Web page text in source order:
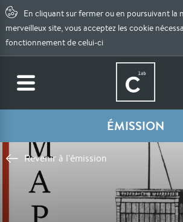
En cliquant sur fermer ou en poursuivant la
merveilleux site, vous acceptez les cookie
fonctionnement de celui-ci
ÉMISSION
Revenir à l'émission